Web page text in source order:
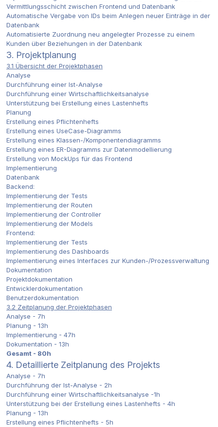
Vermittlungsschicht zwischen Frontend und Datenbank
Automatische Vergabe von IDs beim Anlegen neuer Einträge in der
Datenbank
Automatisierte Zuordnung neu angelegter Prozesse zu einem
Kunden über Beziehungen in der Datenbank
3. Projektplanung
3.1 Übersicht der Projektphasen
Analyse
Durchführung einer Ist-Analyse
Durchführung einer Wirtschaftlichkeitsanalyse
Unterstützung bei Erstellung eines Lastenhefts
Planung
Erstellung eines Pflichtenhefts
Erstellung eines UseCase-Diagramms
Erstellung eines Klassen-/Komponentendiagramms
Erstellung eines ER-Diagramms zur Datenmodellierung
Erstellung von MockUps für das Frontend
Implementierung
Datenbank
Backend:
Implementierung der Tests
Implementierung der Routen
Implementierung der Controller
Implementierung der Models
Frontend:
Implementierung der Tests
Implementierung des Dashboards
Implementierung eines Interfaces zur Kunden-/Prozessverwaltung
Dokumentation
Projektdokumentation
Entwicklerdokumentation
Benutzerdokumentation
3.2 Zeitplanung der Projektphasen
Analyse - 7h
Planung - 13h
Implementierung - 47h
Dokumentation - 13h
Gesamt - 80h
4. Detaillierte Zeitplanung des Projekts
Analyse - 7h
Durchführung der Ist-Analyse - 2h
Durchführung einer Wirtschaftlichkeitsanalyse -1h
Unterstützung bei der Erstellung eines Lastenhefts - 4h
Planung - 13h
Erstellung eines Pflichtenhefts - 5h